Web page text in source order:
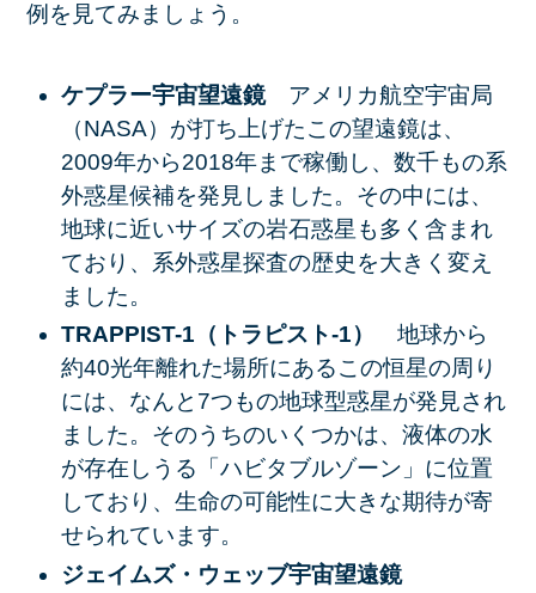
例を見てみましょう。
ケプラー宇宙望遠鏡
アメリカ航空宇宙局
（NASA）が打ち上げたこの望遠鏡は、
2009年から2018年まで稼働し、数千もの系
外惑星候補を発見しました。その中には、
地球に近いサイズの岩石惑星も多く含まれ
ており、系外惑星探査の歴史を大きく変え
ました。
TRAPPIST-1（トラピスト-1） 地球から
約40光年離れた場所にあるこの恒星の周り
には、なんと7つもの地球型惑星が発見され
ました。そのうちのいくつかは、液体の水
が存在しうる「ハビタブルゾーン」に位置
しており、生命の可能性に大きな期待が寄
せられています。
ジェイムズ・ウェッブ宇宙望遠鏡